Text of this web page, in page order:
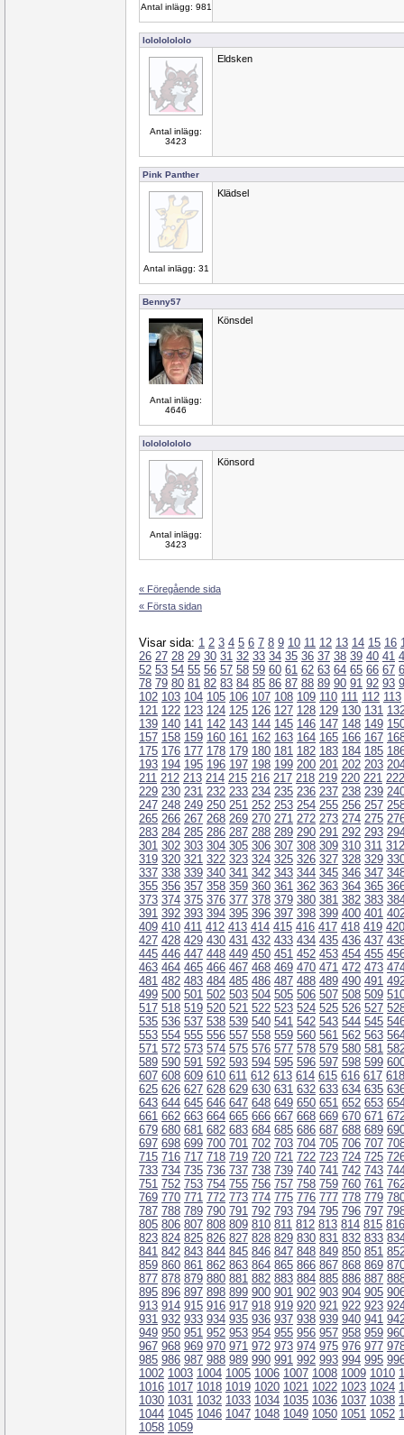
Antal inlägg: 981
lolololololo
Antal inlägg:
3423
Eldsken
Pink Panther
Antal inlägg: 31
Klädsel
Benny57
Antal inlägg:
4646
Könsdel
lolololololo
Antal inlägg:
3423
Könsord
« Föregående sida
« Första sidan
Visar sida: 1 2 3 4 5 6 7 8 9 10 11 12 13 14 15 16
26 27 28 29 30 31 32 33 34 35 36 37 38 39 40 41
52 53 54 55 56 57 58 59 60 61 62 63 64 65 66 67
78 79 80 81 82 83 84 85 86 87 88 89 90 91 92 93
102 103 104 105 106 107 108 109 110 111 112 113
121 122 123 124 125 126 127 128 129 130 131
139 140 141 142 143 144 145 146 147 148 149
157 158 159 160 161 162 163 164 165 166 167
175 176 177 178 179 180 181 182 183 184 185
193 194 195 196 197 198 199 200 201 202 203
211 212 213 214 215 216 217 218 219 220 221 222
229 230 231 232 233 234 235 236 237 238 239
247 248 249 250 251 252 253 254 255 256 257
265 266 267 268 269 270 271 272 273 274 275
283 284 285 286 287 288 289 290 291 292 293
301 302 303 304 305 306 307 308 309 310 311 312
319 320 321 322 323 324 325 326 327 328 329
337 338 339 340 341 342 343 344 345 346 347
355 356 357 358 359 360 361 362 363 364 365
373 374 375 376 377 378 379 380 381 382 383
391 392 393 394 395 396 397 398 399 400 401
409 410 411 412 413 414 415 416 417 418 419 420
427 428 429 430 431 432 433 434 435 436 437
445 446 447 448 449 450 451 452 453 454 455
463 464 465 466 467 468 469 470 471 472 473
481 482 483 484 485 486 487 488 489 490 491
499 500 501 502 503 504 505 506 507 508 509
517 518 519 520 521 522 523 524 525 526 527
535 536 537 538 539 540 541 542 543 544 545
553 554 555 556 557 558 559 560 561 562 563
571 572 573 574 575 576 577 578 579 580 581
589 590 591 592 593 594 595 596 597 598 599
607 608 609 610 611 612 613 614 615 616 617 618
625 626 627 628 629 630 631 632 633 634 635
643 644 645 646 647 648 649 650 651 652 653
661 662 663 664 665 666 667 668 669 670 671
679 680 681 682 683 684 685 686 687 688 689
697 698 699 700 701 702 703 704 705 706 707
715 716 717 718 719 720 721 722 723 724 725
733 734 735 736 737 738 739 740 741 742 743
751 752 753 754 755 756 757 758 759 760 761
769 770 771 772 773 774 775 776 777 778 779
787 788 789 790 791 792 793 794 795 796 797
805 806 807 808 809 810 811 812 813 814 815 816
823 824 825 826 827 828 829 830 831 832 833
841 842 843 844 845 846 847 848 849 850 851
859 860 861 862 863 864 865 866 867 868 869
877 878 879 880 881 882 883 884 885 886 887
895 896 897 898 899 900 901 902 903 904 905
913 914 915 916 917 918 919 920 921 922 923
931 932 933 934 935 936 937 938 939 940 941
949 950 951 952 953 954 955 956 957 958 959
967 968 969 970 971 972 973 974 975 976 977
985 986 987 988 989 990 991 992 993 994 995
1002 1003 1004 1005 1006 1007 1008 1009 1010
1016 1017 1018 1019 1020 1021 1022 1023 1024
1030 1031 1032 1033 1034 1035 1036 1037 1038
1044 1045 1046 1047 1048 1049 1050 1051 1052
1058 1059